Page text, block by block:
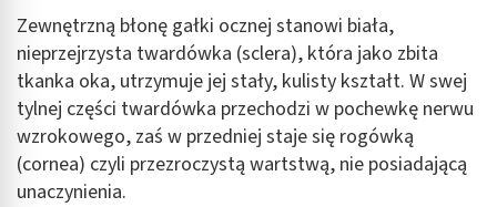
Zewnętrzną błonę gałki ocznej stanowi biała,
nieprzejrzysta twardówka (sclera), która jako zbita
tkanka oka, utrzymuje jej stały, kulisty kształt. W swej
tylnej części twardówka przechodzi w pochewkę nerwu
wzrokowego, zaś w przedniej staje się rogówką
(cornea) czyli przezroczystą wartstwą, nie posiadającą
unaczynienia.